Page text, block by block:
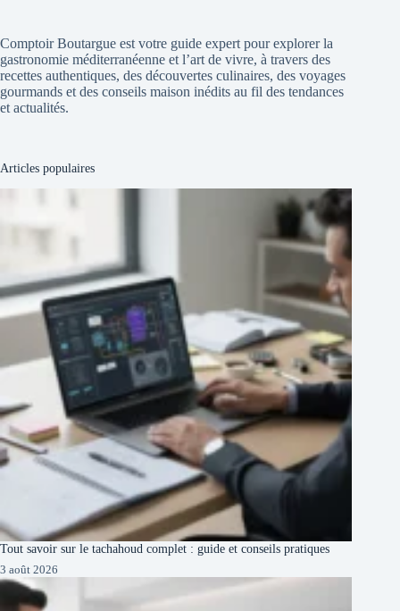
Comptoir Boutargue est votre guide expert pour explorer la
gastronomie méditerranéenne et l’art de vivre, à travers des
recettes authentiques, des découvertes culinaires, des voyages
gourmands et des conseils maison inédits au fil des tendances
et actualités.
Articles populaires
Tout savoir sur le tachahoud complet : guide et conseils pratiques
3 août 2026